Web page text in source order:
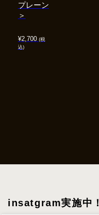
¥2,700 (税
込)
プレーン
＞
insatgram実施中！